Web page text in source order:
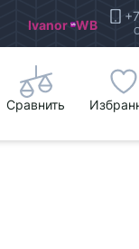
Ivanor WB
Сравнить